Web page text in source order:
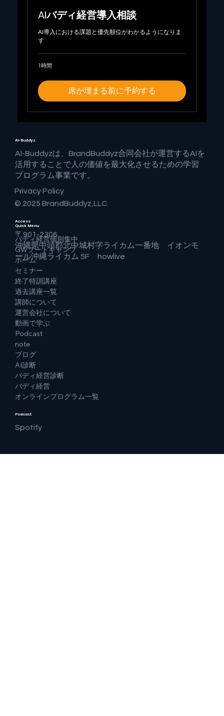
AIバディ経営導入相談
AI導入における課題と優先順位がわかるようになりま
す
1時間
席が埋まる前に予約する
AI-Buddyz
AI-Buddyzは、BrandBuddyz合同会社が運営するAIを
活用することで人の価値を最大化させるための学習
プログラム事業です。
Privacy Policy
© 2025 BrandBuddyz,LLC.
Access
〒901-2306
沖縄県中頭郡北中城村字ライカム一番地 イオンモ
ール沖縄ライカム 5F howlive
Quick Menu
バディ経営個別集中
GWブートキャンプ
ホーム
セミナー
終了特訓講座
過去講座一覧
講師について
運営会社について
動画で学ぶ
Podcast
note
ブログ
AI診断
バディ経営診断
バディ経営
オンラインプログラム一覧
Podcast
Spotify